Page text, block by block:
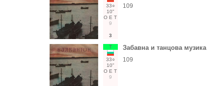
33○
10"
О Е Т
9
3
109
Т
33○
10"
О Е Т
9
Забавна и танцова музика
109